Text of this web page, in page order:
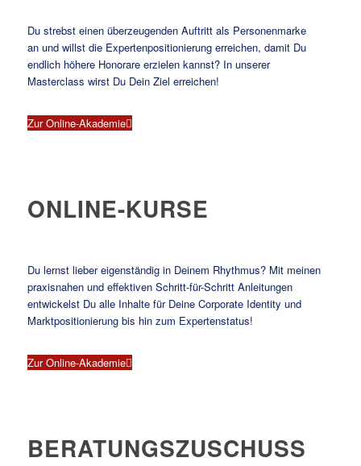
Du strebst einen überzeugenden Auftritt als Personenmarke
an und willst die Expertenpositionierung erreichen, damit Du
endlich höhere Honorare erzielen kannst? In unserer
Masterclass wirst Du Dein Ziel erreichen!
Zur Online-Akademie
ONLINE-KURSE
Du lernst lieber eigenständig in Deinem Rhythmus? Mit meinen
praxisnahen und effektiven Schritt-für-Schritt Anleitungen
entwickelst Du alle Inhalte für Deine Corporate Identity und
Marktpositionierung bis hin zum Expertenstatus!
Zur Online-Akademie
BERATUNGSZUSCHUSS